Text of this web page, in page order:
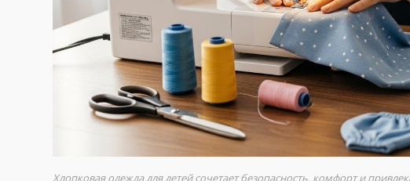
Хлопковая одежда для детей сочетает безопасность, комфорт и